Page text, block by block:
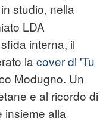
studio, nella
LDA
interna, il
la cover di 'Tu
Modugno. Un
e al ricordo di
insieme alla